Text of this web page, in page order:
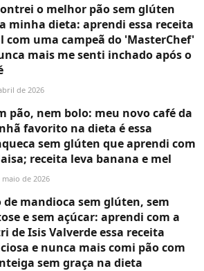
o melhor pão sem glúten
minha dieta: aprendi essa receita
com uma campeã do 'MasterChef'
mais me senti inchado após o
de 2026
pão, nem bolo: meu novo café da
favorito na dieta é essa
sem glúten que aprendi com
receita leva banana e mel
maio de 2026
de mandioca sem glúten, sem
e sem açúcar: aprendi com a
de Isis Valverde essa receita
e nunca mais comi pão com
sem graça na dieta